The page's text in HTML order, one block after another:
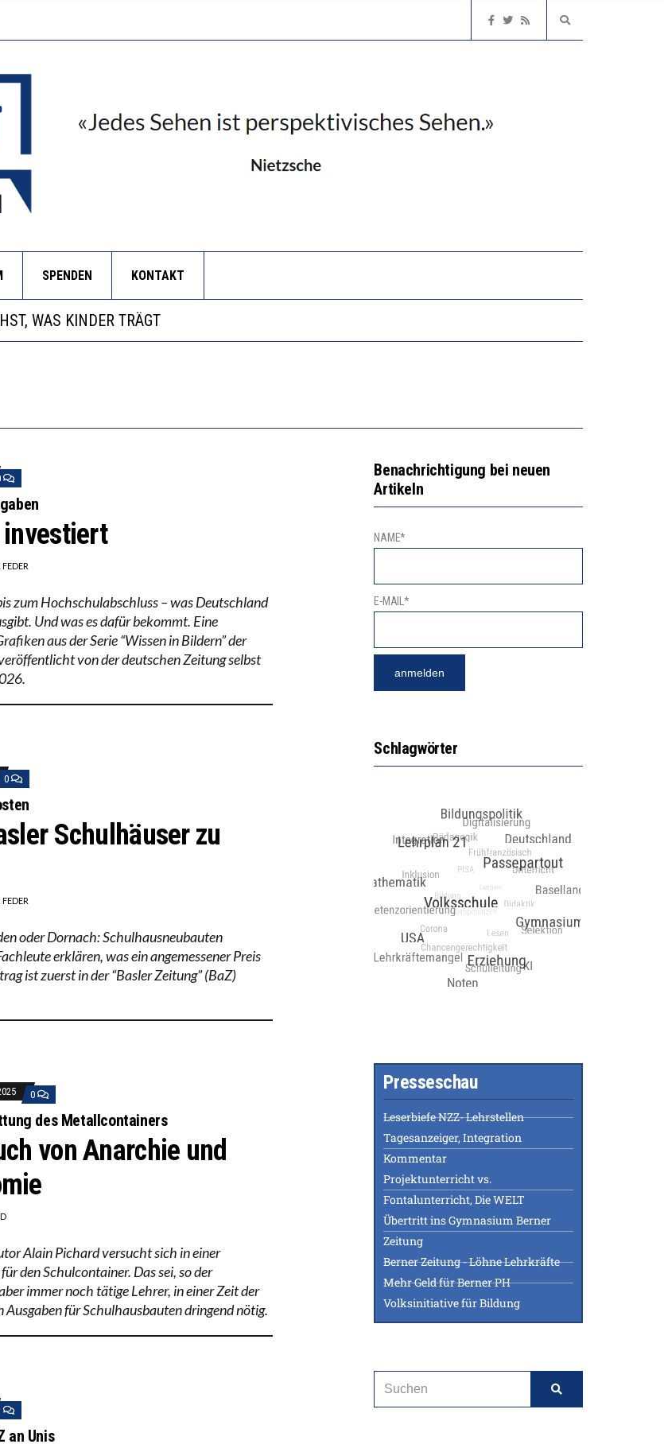
SPENDEN KONTAKT
DES BILDUNGSBÜRGERTUMS
WAS KINDER TRÄGT
EINEN REGELRECHTEN STURZFLUG BEI DEN LERNLEISTUNGEN”
zum Hochschulabschluss – was Deutschland
Und was es dafür bekommt. Eine
aus der Serie “Wissen in Bildern” der
von der deutschen Zeitung selbst
0
Schulhäuser zu
oder Dornach: Schulhausneubauten
erklären, was ein angemessener Preis
ist zuerst in der “Basler Zeitung” (BaZ)
0
des Metallcontainers
von Anarchie und
Alain Pichard versucht sich in einer
den Schulcontainer. Das sei, so der
immer noch tätige Lehrer, in einer Zeit der
für Schulhausbauten dringend nötig.
an Unis
Benachrichtigung bei neuen
Artikeln
NAME*
E-MAIL*
Schlagwörter
Presseschau
Leserbiefe NZZ- Lehrstellen
Tagesanzeiger, Integration
Kommentar
Projektunterricht vs.
Fontalunterricht, Die WELT
Übertritt ins Gymnasium Berner
Zeitung
Berner Zeitung - Löhne Lehrkräfte
Mehr Geld für Berner PH
Volksinitiative für Bildung